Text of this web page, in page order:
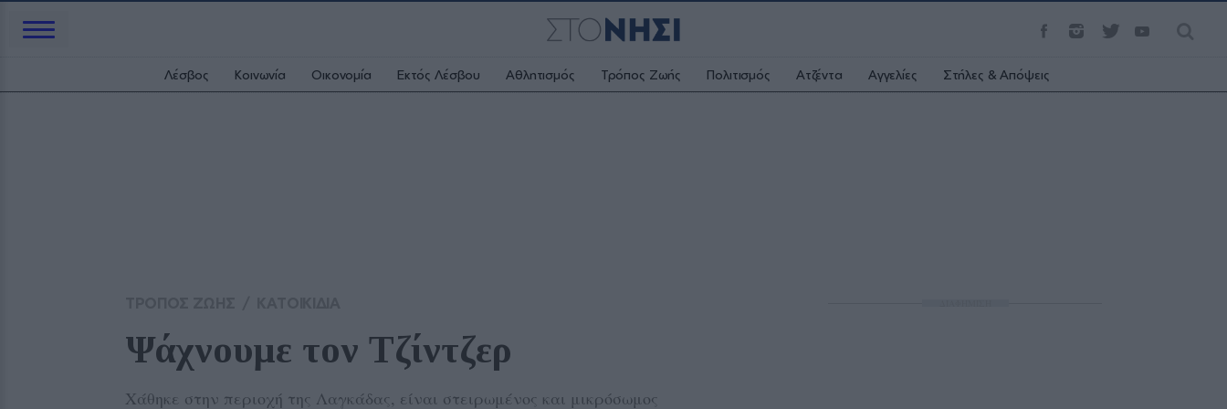
Λέσβος Κοινωνία Οικονομία Εκτός Λέσβου Αθλητισμός Τρόπος Ζωής Πολιτισμός Ατζέντα Αγγελίες Στήλες & Απόψεις
Ψάχνουμε τον Τζίντζερ
Χάθηκε στην περιοχή της Λαγκάδας, είναι στειρωμένος και μικρόσωμος